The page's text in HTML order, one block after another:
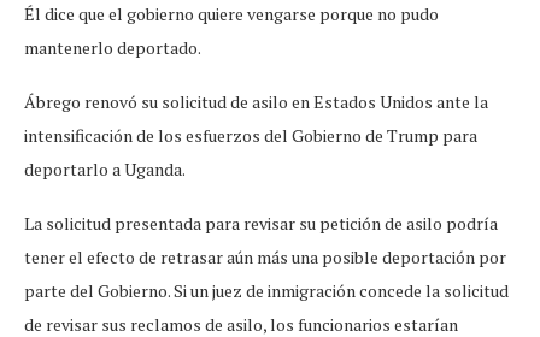
Él dice que el gobierno quiere vengarse porque no pudo
mantenerlo deportado.
Ábrego renovó su solicitud de asilo en Estados Unidos ante la
intensificación de los esfuerzos del Gobierno de Trump para
deportarlo a Uganda.
La solicitud presentada para revisar su petición de asilo podría
tener el efecto de retrasar aún más una posible deportación por
parte del Gobierno. Si un juez de inmigración concede la solicitud
de revisar sus reclamos de asilo, los funcionarios estarían